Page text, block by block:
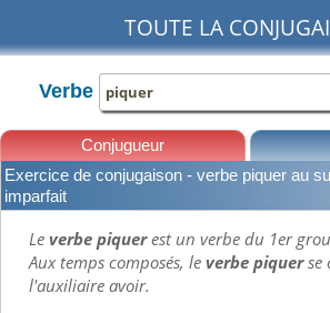
TOUTE LA
Verbe
Conjugueur
Leçons
Exercice de conjugaison - verbe piquer au
imparfait
Leverbe piquerest un verbe du 1er
Aux temps composés, leverbe piquerse
l'auxiliaire avoir.